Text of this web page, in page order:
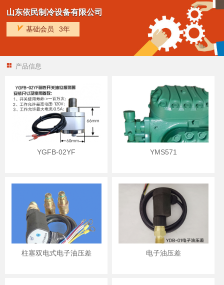
山东依民制冷设备有限公司
基础会员 3年
产品信息
YGFB-02YF YMS571
柱塞双电式电子油压差 电子油压差